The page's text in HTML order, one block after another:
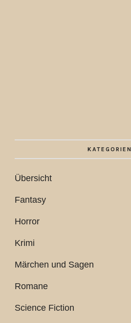
KATEGORIEN
Übersicht
Fantasy
Horror
Krimi
Märchen und Sagen
Romane
Science Fiction